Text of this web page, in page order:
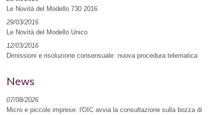
Le Novità del Modello 730 2016
29/03/2016
Le Novità del Modello Unico
12/03/2016
Dimissioni e risoluzione consensuale: nuova procedura telematica
News
07/08/2026
Micro e piccole imprese: l'OIC avvia la consultazione sulla bozza di